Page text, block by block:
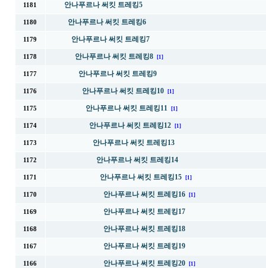
1181 안나푸르나 써킷 트레킹5
1180 안나푸르나 써킷 트레킹6
1179 안나푸르나 써킷 트레킹7
1178 안나푸르나 써킷 트레킹8 [1]
1177 안나푸르나 써킷 트레킹9
1176 안나푸르나 써킷 트레킹10 [1]
1175 안나푸르나 써킷 트레킹11 [1]
1174 안나푸르나 써킷 트레킹12 [1]
1173 안나푸르나 써킷 트레킹13
1172 안나푸르나 써킷 트레킹14
1171 안나푸르나 써킷 트레킹15 [1]
1170 안나푸르나 써킷 트레킹16 [1]
1169 안나푸르나 써킷 트레킹17
1168 안나푸르나 써킷 트레킹18
1167 안나푸르나 써킷 트레킹19
1166 안나푸르나 써킷 트레킹20 [1]